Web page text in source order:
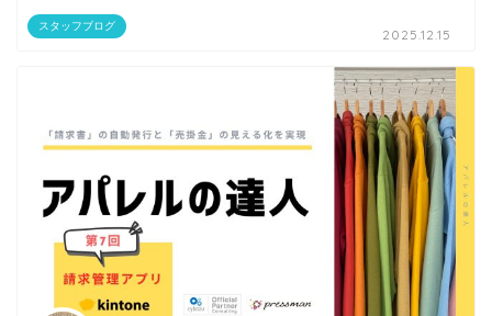
スタッフブログ
2025.12.15